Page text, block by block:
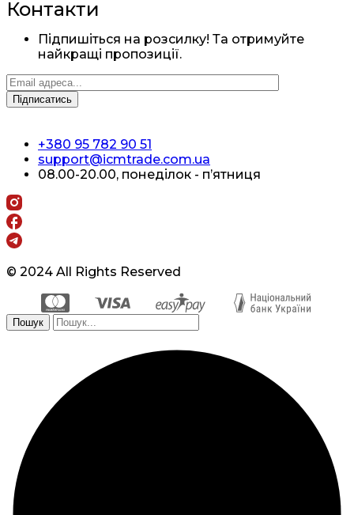
Контакти
Підпишіться на розсилку! Та отримуйте
найкращі пропозиції.
+380 95 782 90 51
support@icmtrade.com.ua
08.00-20.00, понеділок - п’ятниця
© 2024 All Rights Reserved
Пошук